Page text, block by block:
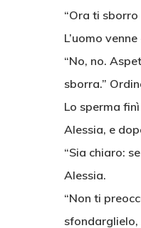
“Ora ti sborro
L’uomo
“No, no.
sborra.”
Lo sperma
Alessia, e
“Sia chiaro:
Alessia.
“Non ti
sfondarglielo,